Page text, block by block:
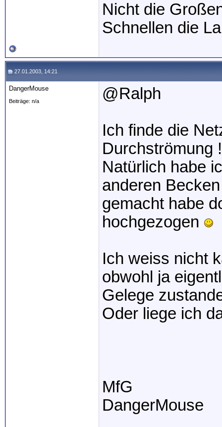
Nicht die
Schnellen die
27.01.2003, 14:21
DangerMouse
Beiträge: n/a @Ralph
Ich finde die
Durchströmung
Natürlich habe
anderen
gemacht habe
hochgezogen
Ich weiss nicht
obwohl ja
Gelege
Oder liege ich
MfG
DangerMouse